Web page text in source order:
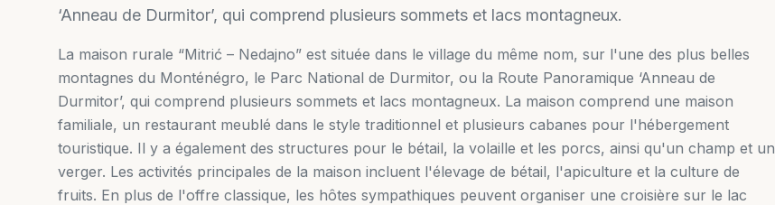
‘Anneau de Durmitor’, qui comprend plusieurs sommets et lacs montagneux.
La maison rurale “Mitrić – Nedajno” est située dans le village du même nom, sur l'une des plus belles
montagnes du Monténégro, le Parc National de Durmitor, ou la Route Panoramique ‘Anneau de
Durmitor’, qui comprend plusieurs sommets et lacs montagneux. La maison comprend une maison
familiale, un restaurant meublé dans le style traditionnel et plusieurs cabanes pour l'hébergement
touristique. Il y a également des structures pour le bétail, la volaille et les porcs, ainsi qu'un champ et un
verger. Les activités principales de la maison incluent l'élevage de bétail, l'apiculture et la culture de
fruits. En plus de l'offre classique, les hôtes sympathiques peuvent organiser une croisière sur le lac